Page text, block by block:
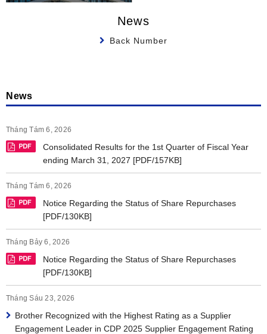
News
Back Number
News
Tháng Tám 6, 2026
Consolidated Results for the 1st Quarter of Fiscal Year
ending March 31, 2027 [PDF/157KB]
Tháng Tám 6, 2026
Notice Regarding the Status of Share Repurchases
[PDF/130KB]
Tháng Bảy 6, 2026
Notice Regarding the Status of Share Repurchases
[PDF/130KB]
Tháng Sáu 23, 2026
Brother Recognized with the Highest Rating as a Supplier
Engagement Leader in CDP 2025 Supplier Engagement Rating